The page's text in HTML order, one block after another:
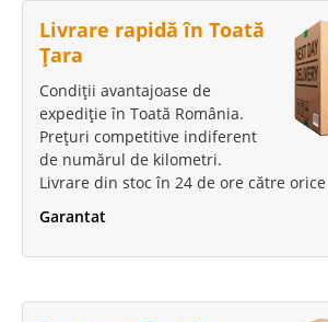
Livrare rapidă în Toată
Țara
Condiții avantajoase de
expediție în Toată România.
Prețuri competitive indiferent
de numărul de kilometri.
Livrare din stoc în 24 de ore către
Garantat